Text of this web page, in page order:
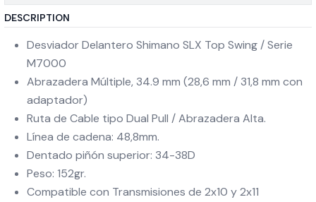
DESCRIPTION
Desviador Delantero Shimano SLX Top Swing / Serie
M7000
Abrazadera Múltiple, 34.9 mm (28,6 mm / 31,8 mm con
adaptador)
Ruta de Cable tipo Dual Pull / Abrazadera Alta.
Línea de cadena: 48,8mm.
Dentado piñón superior: 34-38D
Peso: 152gr.
Compatible con Transmisiones de 2x10 y 2x11